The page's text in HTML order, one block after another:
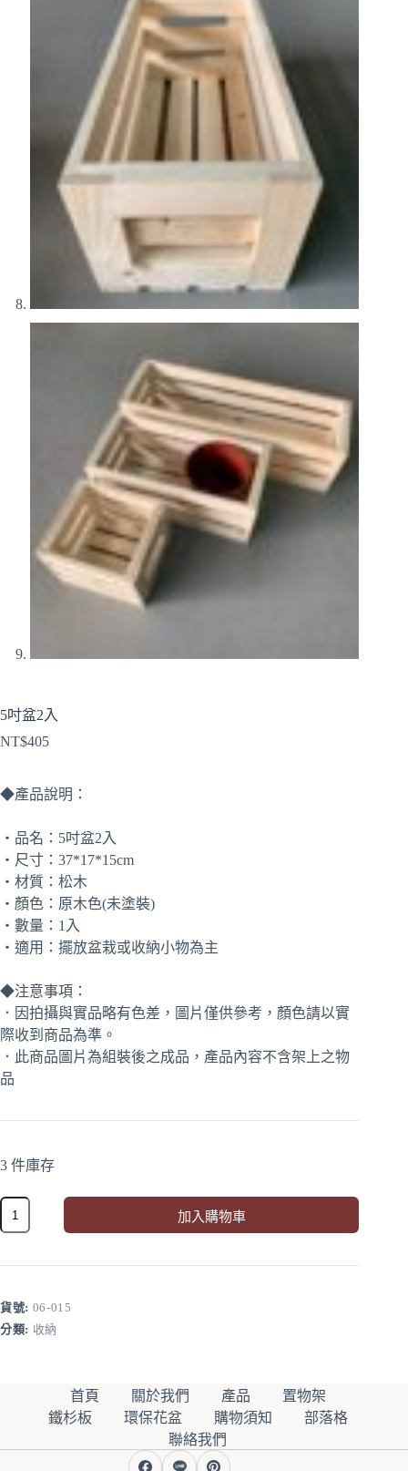
5吋盆2入
NT$405
◆產品說明：
‧品名：5吋盆2入
‧尺寸：37*17*15cm
‧材質：松木
‧顏色：原木色(未塗裝)
‧數量：1入
‧適用：擺放盆栽或收納小物為主
◆注意事項：
．因拍攝與實品略有色差，圖片僅供參考，顏色請以實
際收到商品為準。
．此商品圖片為組裝後之成品，產品內容不含架上之物
品
3 件庫存
5
量
加入購物車
r
n
a
貨號: 06-015
分類: 收納
首頁 關於我們 產品
置物架
鐵杉板
環保花盆 購物須知
部落格
聯絡我們